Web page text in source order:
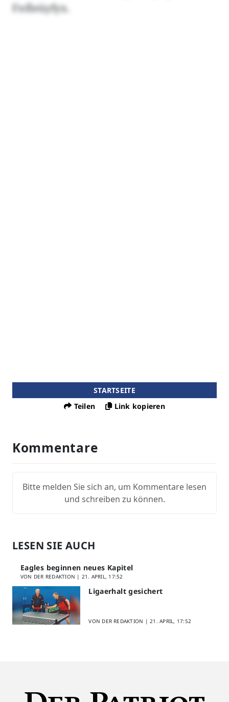
Fnfleüyfyx.
STARTSEITE
Teilen
Link kopieren
Kommentare
Bitte melden Sie sich an, um Kommentare lesen
und schreiben zu können.
LESEN SIE AUCH
Eagles beginnen neues Kapitel
VON DER REDAKTION | 21. APRIL, 17:52
Ligaerhalt gesichert
VON DER REDAKTION |21. APRIL, 17:52